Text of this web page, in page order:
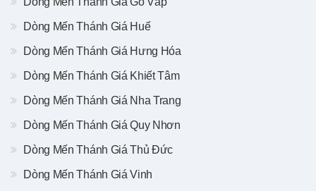
Dòng Mến Thánh Giá Huế
Dòng Mến Thánh Giá Hưng Hóa
Dòng Mến Thánh Giá Khiết Tâm
Dòng Mến Thánh Giá Nha Trang
Dòng Mến Thánh Giá Quy Nhơn
Dòng Mến Thánh Giá Thủ Đức
Dòng Mến Thánh Giá Vinh